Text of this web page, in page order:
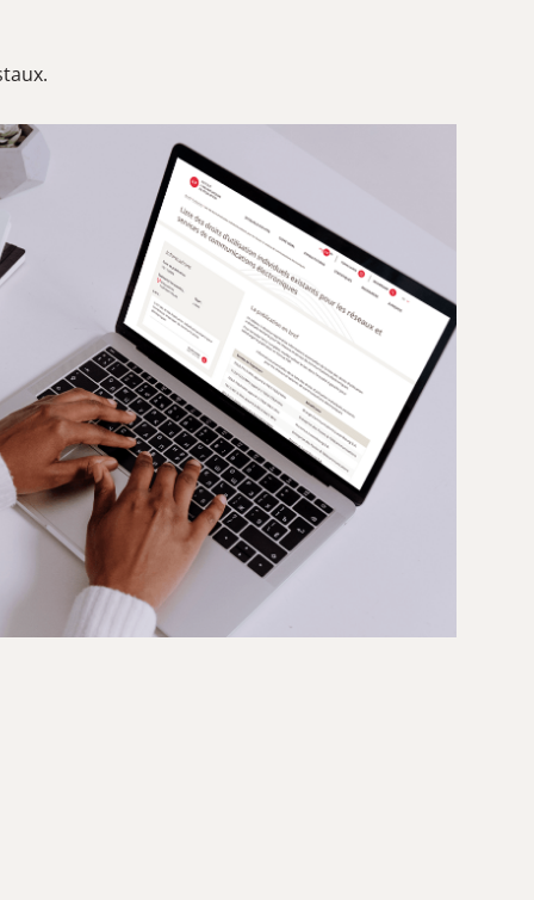
statistique des services postaux 2024